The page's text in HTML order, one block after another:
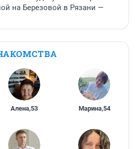
на Березовой в Рязани —
Алена,53 Марина,54